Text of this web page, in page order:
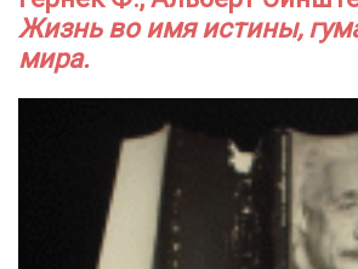
Жизнь во имя истины,
мира.